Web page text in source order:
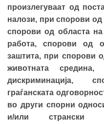
произлегуваат од
налози, при спорови од
спорови од областа
работа, спорови од
заштита, при спорови
животната
дискриминација,
граѓанската
во други спорни
и/или странски